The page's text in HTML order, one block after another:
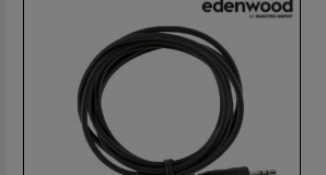
Lien
sur